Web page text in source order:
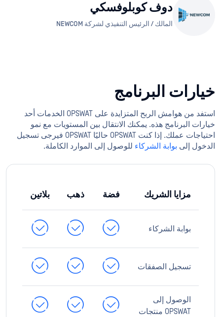
دوف كوبلوفسكي
المالك / الرئيس التنفيذي لشركة NEWCOM
خيارات البرنامج
استفد من هوامش الربح المتزايدة على OPSWAT الخدمات أحد
خيارات البرنامج هذه. يمكنك الانتقال بين المستويات مع نمو
احتياجات عملك. إذا كنت OPSWAT حاليًا OPSWAT فيرجى تسجيل
الدخول إلى بوابة الشركاءللوصول إلى الموارد الكاملة.
مزايا الشريك فضة ذهب بلاتين
بوابة الشركاء
تسجيل الصفقات
الوصول إلى
OPSWAT منتجات